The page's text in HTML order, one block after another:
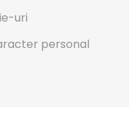
uri
personal